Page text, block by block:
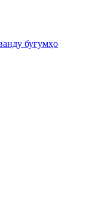
буғумҳо